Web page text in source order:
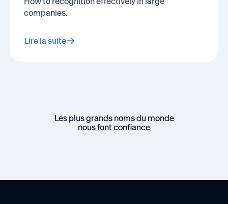
companies.
Lire la suite
Les plus grands noms du monde
nous font confiance